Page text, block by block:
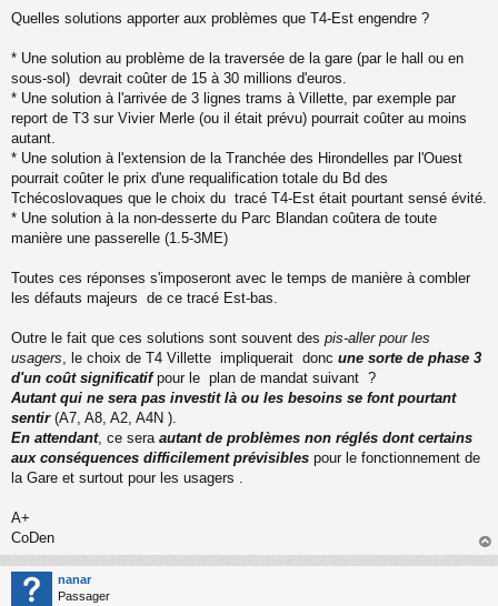
Quelles solutions apporter aux problèmes que T4-Est engendre ?
* Une solution au problème de la traversée de la gare (par le hall ou en
sous-sol) devrait coûter de 15 à 30 millions d'euros.
* Une solution à l'arrivée de 3 lignes trams à Villette, par exemple par
report de T3 sur Vivier Merle (ou il était prévu) pourrait coûter au moins
autant.
* Une solution à l'extension de la Tranchée des Hirondelles par l'Ouest
pourrait coûter le prix d'une requalification totale du Bd des
Tchécoslovaques que le choix du tracé T4-Est était pourtant sensé évité.
* Une solution à la non-desserte du Parc Blandan coûtera de toute
manière une passerelle (1.5-3ME)
Toutes ces réponses s'imposeront avec le temps de manière à combler
les défauts majeurs de ce tracé Est-bas.
Outre le fait que ces solutions sont souvent des pis-aller pour les
usagers , le choix de T4 Villette impliquerait donc une sorte de phase 3
d'un coût significatifpour le plan de mandat suivant ?
Autant qui ne sera pas investit là ou les besoins se font pourtant
sentir(A7, A8, A2, A4N ).
En attendant, ce sera autant de problèmes non réglés dont certains
aux conséquences difficilement prévisibles pour le fonctionnement de
la Gare et surtout pour les usagers .
A+
CoDen
au
nanar
Passager